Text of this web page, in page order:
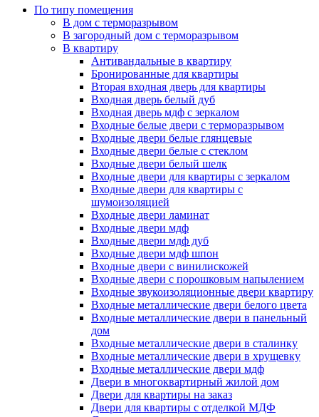
По типу помещения
В дом с терморазрывом
В загородный дом с терморазрывом
В квартиру
Антивандальные в квартиру
Бронированные для квартиры
Вторая входная дверь для квартиры
Входная дверь белый дуб
Входная дверь мдф с зеркалом
Входные белые двери с терморазрывом
Входные двери белые глянцевые
Входные двери белые с стеклом
Входные двери белый шелк
Входные двери для квартиры с зеркалом
Входные двери для квартиры с
шумоизоляцией
Входные двери ламинат
Входные двери мдф
Входные двери мдф дуб
Входные двери мдф шпон
Входные двери с винилискожей
Входные двери с порошковым напылением
Входные звукоизоляционные двери квартиру
Входные металлические двери белого цвета
Входные металлические двери в панельный
дом
Входные металлические двери в сталинку
Входные металлические двери в хрущевку
Входные металлические двери мдф
Двери в многоквартирный жилой дом
Двери для квартиры на заказ
Двери для квартиры с отделкой МДФ